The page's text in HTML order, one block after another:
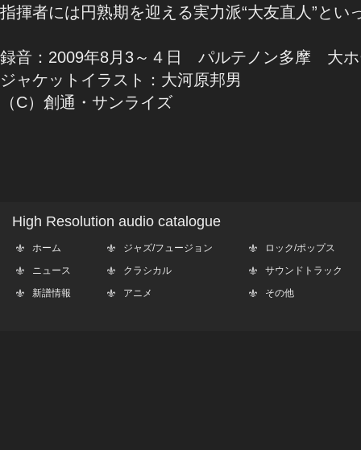
指揮者には円熟期を迎える実力派“大友直人”とい
録音：2009年8月3～４日 パルテノン多摩 大
ジャケットイラスト：大河原邦男
（C）創通・サンライズ
High Resolution audio catalogue
ホーム
ニュース
新譜情報
ジャズ/フュージョン
クラシカル
アニメ
ロック/ポップス
サウンドトラック
その他